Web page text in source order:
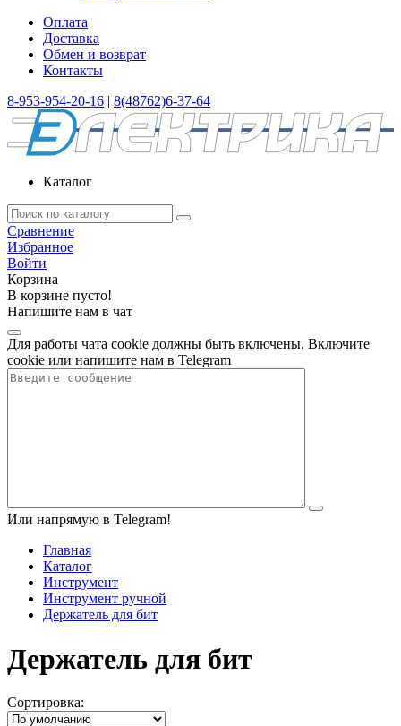
Оплата
Доставка
Обмен и возврат
Контакты
8-953-954-20-16 | 8(48762)6-37-64
Каталог
Сравнение
Избранное
Войти
Корзина
В корзине пусто!
Напишите нам в чат
Для работы чата cookie должны быть включены. Включите
cookie или напишите нам в Telegram
Или напрямую в Telegram!
Главная
Каталог
Инструмент
Инструмент ручной
Держатель для бит
Держатель для бит
Сортировка: